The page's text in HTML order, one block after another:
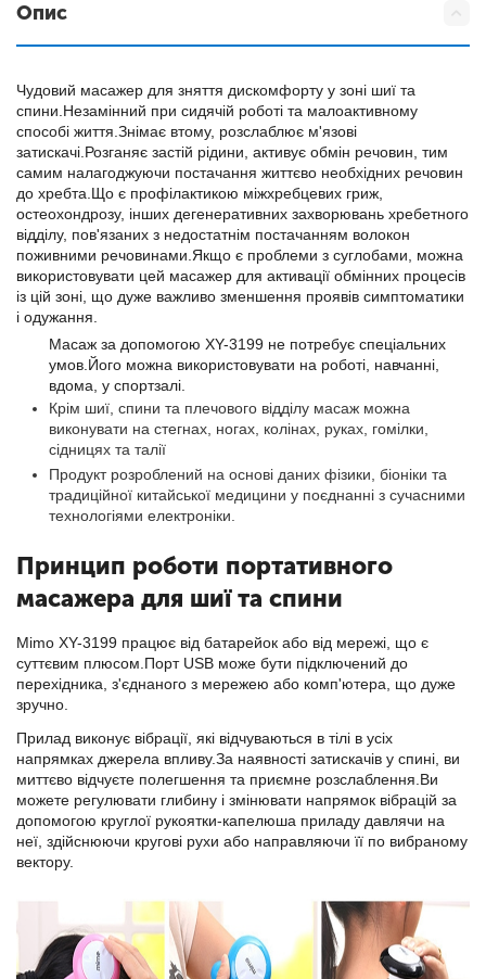
Опис
Чудовий масажер для зняття дискомфорту у зоні шиї та
спини.Незамінний при сидячій роботі та малоактивному
способі життя.Знімає втому, розслаблює м'язові
затискачі.Розганяє застій рідини, активує обмін речовин, тим
самим налагоджуючи постачання життєво необхідних речовин
до хребта.Що є профілактикою міжхребцевих гриж,
остеохондрозу, інших дегенеративних захворювань хребетного
відділу, пов'язаних з недостатнім постачанням волокон
поживними речовинами.Якщо є проблеми з суглобами, можна
використовувати цей масажер для активації обмінних процесів
із цій зоні, що дуже важливо зменшення проявів симптоматики
і одужання.
Масаж за допомогою XY-3199 не потребує спеціальних
умов.Його можна використовувати на роботі, навчанні,
вдома, у спортзалі.
Крім шиї, спини та плечового відділу масаж можна
виконувати на стегнах, ногах, колінах, руках, гомілки,
сідницях та талії
Продукт розроблений на основі даних фізики, біоніки та
традиційної китайської медицини у поєднанні з сучасними
технологіями електроніки.
Принцип роботи портативного
масажера для шиї та спини
Mimo XY-3199 працює від батарейок або від мережі, що є
суттєвим плюсом.Порт USB може бути підключений до
перехідника, з'єднаного з мережею або комп'ютера, що дуже
зручно.
Прилад виконує вібрації, які відчуваються в тілі в усіх
напрямках джерела впливу.За наявності затискачів у спині, ви
миттєво відчуєте полегшення та приємне розслаблення.Ви
можете регулювати глибину і змінювати напрямок вібрацій за
допомогою круглої рукоятки-капелюша приладу давлячи на
неї, здійснюючи кругові рухи або направляючи її по вибраному
вектору.